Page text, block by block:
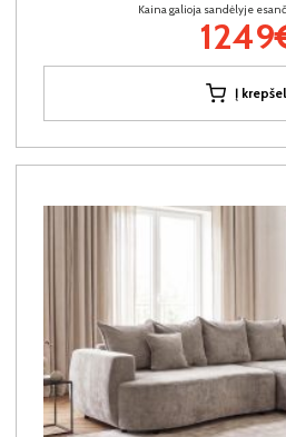
Kaina galioja sandėlyje
Į